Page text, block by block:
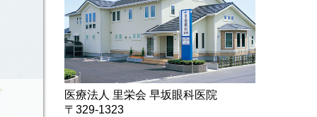
医療法人 里栄会 早坂眼科医院
〒329-1323